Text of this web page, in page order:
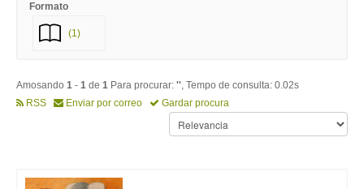
Formato
(1)
Amosando 1 - 1 de 1 Para procurar: '', Tempo de consulta: 0.02s
RSS
Enviar por correo Gardar procura